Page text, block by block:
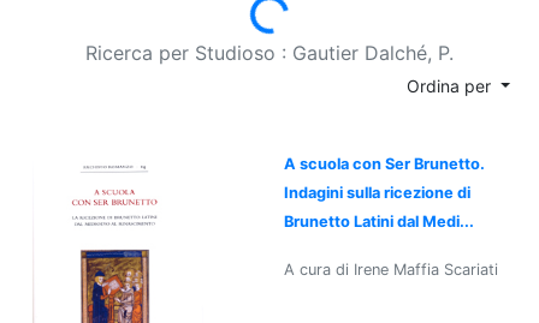
Loading...
Ricerca per Studioso : Gautier Dalché, P.
Ordina per
A scuola con Ser Brunetto.
Indagini sulla ricezione di
Brunetto Latini dal Medi...
A cura di Irene Maffia Scariati